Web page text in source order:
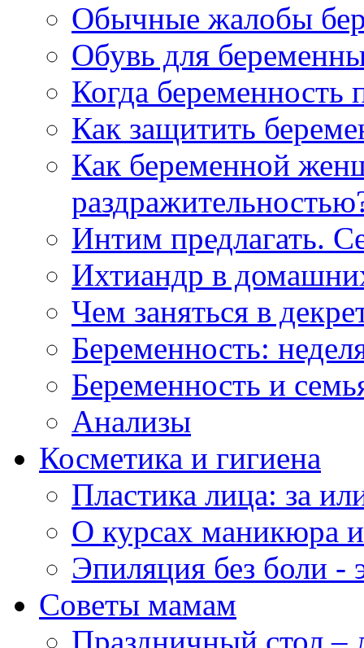
Обычные жалобы
Обувь для
Когда беременность
Как защитить
Как беременной
Интим предлагать.
Ихтиандр в
Чем заняться в
Беременность:
Беременность и
Анализы
Косметика и гигиена
Пластика лица: за
О курсах маникюра
Эпиляция без боли -
Советы мамам